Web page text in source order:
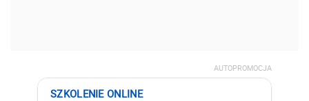
AUTOPROMOCJA
SZKOLENIE ONLINE